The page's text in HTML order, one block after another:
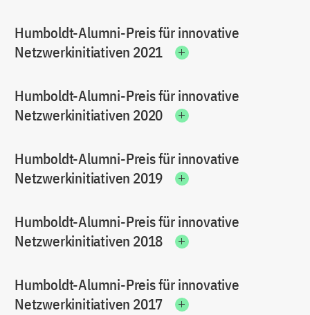
Humboldt-Alumni-Preis für innovative
Netzwerkinitiativen 2021
Humboldt-Alumni-Preis für innovative
Netzwerkinitiativen 2020
Humboldt-Alumni-Preis für innovative
Netzwerkinitiativen 2019
Humboldt-Alumni-Preis für innovative
Netzwerkinitiativen 2018
Humboldt-Alumni-Preis für innovative
Netzwerkinitiativen 2017